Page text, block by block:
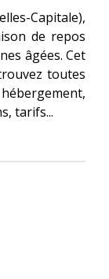
Capitale),
de repos
âgées. Cet
toutes
tarifs...